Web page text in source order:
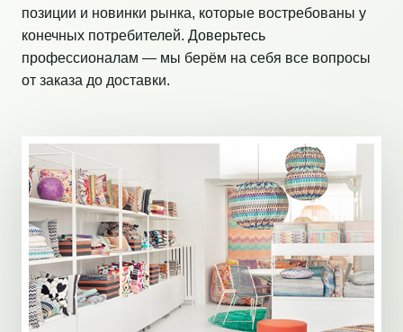
позиции и новинки рынка, которые востребованы у
конечных потребителей. Доверьтесь
профессионалам — мы берём на себя все вопросы
от заказа до доставки.